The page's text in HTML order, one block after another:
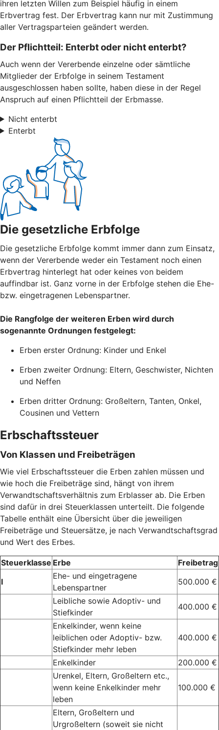
ihren letzten Willen zum Beispiel häufig in einem
Erbvertrag fest. Der Erbvertrag kann nur mit Zustimmung
aller Vertragsparteien geändert werden.
Der Pflichtteil: Enterbt oder nicht enterbt?
Auch wenn der Vererbende einzelne oder sämtliche
Mitglieder der Erbfolge in seinem Testament
ausgeschlossen haben sollte, haben diese in der Regel
Anspruch auf einen Pflichtteil der Erbmasse.
Nicht enterbt
Enterbt
Die gesetzliche Erbfolge
Die gesetzliche Erbfolge kommt immer dann zum Einsatz,
wenn der Vererbende weder ein Testament noch einen
Erbvertrag hinterlegt hat oder keines von beidem
auffindbar ist. Ganz vorne in der Erbfolge stehen die Ehe-
bzw. eingetragenen Lebenspartner.
Die Rangfolge der weiteren Erben wird durch
sogenannte Ordnungen festgelegt:
Erben erster Ordnung: Kinder und Enkel
Erben zweiter Ordnung: Eltern, Geschwister, Nichten
und Neffen
Erben dritter Ordnung: Großeltern, Tanten, Onkel,
Cousinen und Vettern
Erbschaftssteuer
Von Klassen und Freibeträgen
Wie viel Erbschaftssteuer die Erben zahlen müssen und
wie hoch die Freibeträge sind, hängt von ihrem
Verwandtschaftsverhältnis zum Erblasser ab. Die Erben
sind dafür in drei Steuerklassen unterteilt. Die folgende
Tabelle enthält eine Übersicht über die jeweiligen
Freibeträge und Steuersätze, je nach Verwandtschaftsgrad
und Wert des Erbes.
Steuerklasse Erbe
Freibetrag
I
Ehe- und eingetragene
Lebenspartner
500.000 €
Leibliche sowie Adoptiv- und
Stiefkinder
400.000 €
Enkelkinder, wenn keine
leiblichen oder Adoptiv- bzw.
Stiefkinder mehr leben
400.000 €
Enkelkinder
200.000 €
Urenkel, Eltern, Großeltern etc.,
wenn keine Enkelkinder mehr
leben
100.000 €
Eltern, Großeltern und
Urgroßeltern (soweit sie nicht